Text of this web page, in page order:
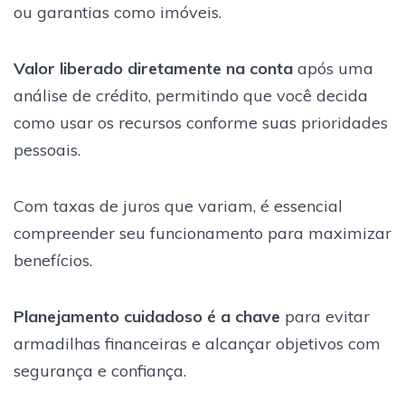
ou garantias como imóveis.
Valor liberado diretamente na conta após uma
análise de crédito, permitindo que você decida
como usar os recursos conforme suas prioridades
pessoais.
Com taxas de juros que variam, é essencial
compreender seu funcionamento para maximizar
benefícios.
Planejamento cuidadoso é a chave para evitar
armadilhas financeiras e alcançar objetivos com
segurança e confiança.